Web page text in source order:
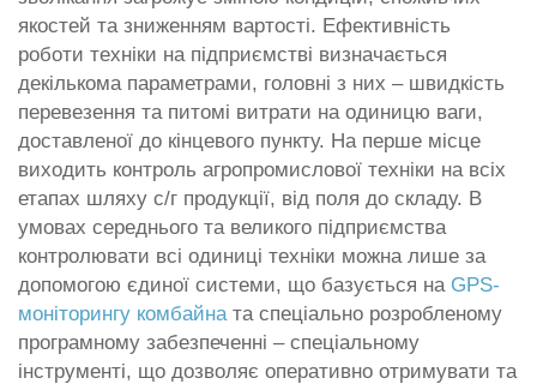
якостей та зниженням вартості. Ефективність
роботи техніки на підприємстві визначається
декількома параметрами, головні з них – швидкість
перевезення та питомі витрати на одиницю ваги,
доставленої до кінцевого пункту. На перше місце
виходить контроль агропромислової техніки на всіх
етапах шляху с/г продукції, від поля до складу. В
умовах середнього та великого підприємства
контролювати всі одиниці техніки можна лише за
допомогою єдиної системи, що базується на GPS-
моніторингу комбайната спеціально розробленому
програмному забезпеченні – спеціальному
інструменті, що дозволяє оперативно отримувати та